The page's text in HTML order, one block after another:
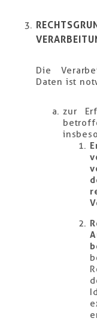
Die
Daten ist
zur